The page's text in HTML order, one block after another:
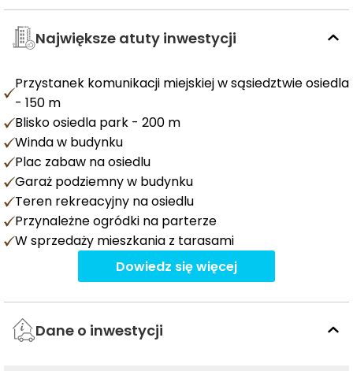
Największe atuty inwestycji
Przystanek komunikacji miejskiej w sąsiedztwie osiedla
- 150 m
Blisko osiedla park - 200 m
Winda w budynku
Plac zabaw na osiedlu
Garaż podziemny w budynku
Teren rekreacyjny na osiedlu
Przynależne ogródki na parterze
W sprzedaży mieszkania z tarasami
Dowiedz się więcej
Dane o inwestycji